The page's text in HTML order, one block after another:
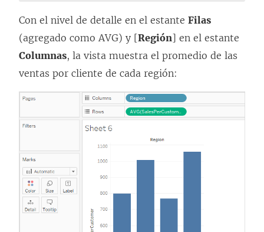
Con el nivel de detalle en el estante Filas
(agregado como AVG) y [Región] en el estante
Columnas, la vista muestra el promedio de las
ventas por cliente de cada región: